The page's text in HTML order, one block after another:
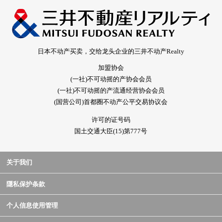
日本不动产买卖，交给龙头企业的三井不动产Realty
加盟协会
(一社)不可动摇的产协会会员
(一社)不可动摇的产流通经营协会会员
(国营公司)首都圈不动产公平交易协议会
许可的证号码
国土交通大臣(15)第777号
关于我们
隱私保护条款
个人信息使用管理